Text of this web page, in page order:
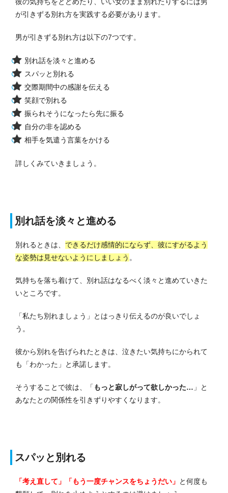
が引きずる別れ方を実践する必要があります。
男が引きずる別れ方は以下の7つです。
別れ話を淡々と進める
スパッと別れる
交際期間中の感謝を伝える
笑顔で別れる
振られそうになったら先に振る
自分の非を認める
相手を気遣う言葉をかける
詳しくみていきましょう。
別れ話を淡々と進める
別れるときは、 できるだけ感情的にならず、彼にすがるよう
な姿勢は見せないようにしましょう 。
気持ちを落ち着けて、別れ話はなるべく淡々と進めていきた
いところです。
「私たち別れましょう」とはっきり伝えるのが良いでしょ
う。
彼から別れを告げられたときは、泣きたい気持ちにかられて
も「わかった」と承諾します。
そうすることで彼は、「 もっと寂しがって欲しかった… 」と
あなたとの関係性を引きずりやすくなります。
スパッと別れる
「考え直して」「もう一度チャンスをちょうだい」 と何度も